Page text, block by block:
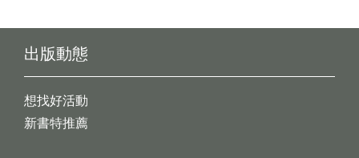
出版動態
想找好活動
新書特推薦